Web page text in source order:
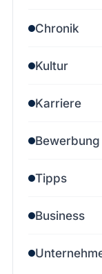
Chronik
Kultur
Karriere
Bewerbung
Tipps
Business